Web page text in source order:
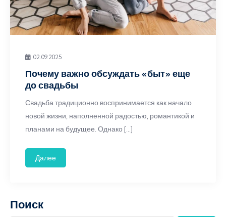
02.09.2025
Почему важно обсуждать «быт» еще
до свадьбы
Свадьба традиционно воспринимается как начало
новой жизни, наполненной радостью, романтикой и
планами на будущее. Однако […]
Далее
Поиск